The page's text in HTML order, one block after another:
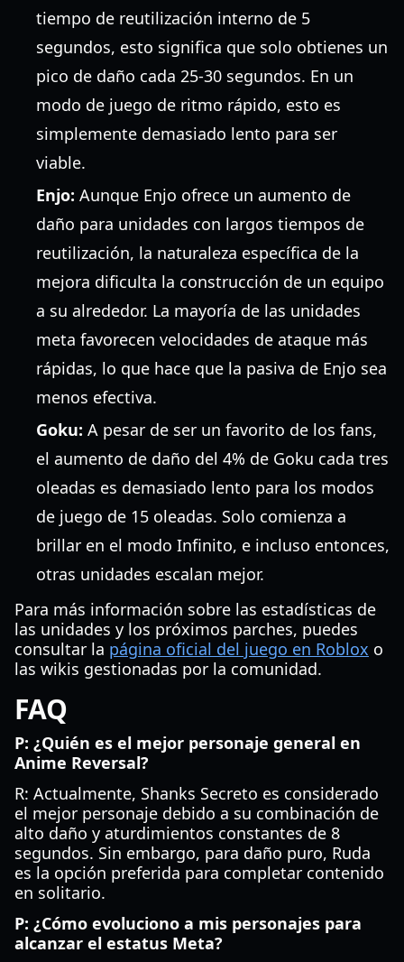
tiempo de reutilización interno de 5
segundos, esto significa que solo obtienes un
pico de daño cada 25-30 segundos. En un
modo de juego de ritmo rápido, esto es
simplemente demasiado lento para ser
viable.
Enjo: Aunque Enjo ofrece un aumento de
daño para unidades con largos tiempos de
reutilización, la naturaleza específica de la
mejora dificulta la construcción de un equipo
a su alrededor. La mayoría de las unidades
meta favorecen velocidades de ataque más
rápidas, lo que hace que la pasiva de Enjo sea
menos efectiva.
Goku: A pesar de ser un favorito de los fans,
el aumento de daño del 4% de Goku cada tres
oleadas es demasiado lento para los modos
de juego de 15 oleadas. Solo comienza a
brillar en el modo Infinito, e incluso entonces,
otras unidades escalan mejor.
Para más información sobre las estadísticas de
las unidades y los próximos parches, puedes
consultar la página oficial del juego en Roblox o
las wikis gestionadas por la comunidad.
FAQ
P: ¿Quién es el mejor personaje general en
Anime Reversal?
R: Actualmente, Shanks Secreto es considerado
el mejor personaje debido a su combinación de
alto daño y aturdimientos constantes de 8
segundos. Sin embargo, para daño puro, Ruda
es la opción preferida para completar contenido
en solitario.
P: ¿Cómo evoluciono a mis personajes para
alcanzar el estatus Meta?